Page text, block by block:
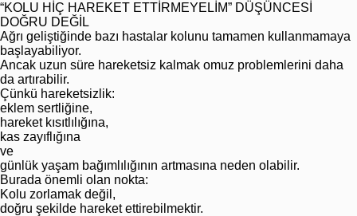
“KOLU HİÇ HAREKET ETTİRMEYELİM” DÜŞÜNCESİ
DOĞRU DEĞİL
Ağrı geliştiğinde bazı hastalar kolunu tamamen kullanmamaya
başlayabiliyor.
Ancak uzun süre hareketsiz kalmak omuz problemlerini daha
da artırabilir.
Çünkü hareketsizlik:
eklem sertliğine,
hareket kısıtlılığına,
kas zayıflığına
ve
günlük yaşam bağımlılığının artmasına neden olabilir.
Burada önemli olan nokta:
Kolu zorlamak değil,
doğru şekilde hareket ettirebilmektir.